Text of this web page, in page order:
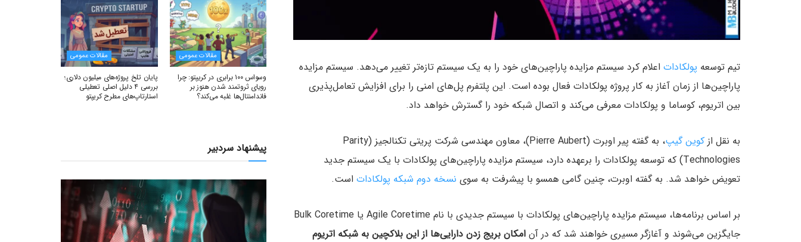
تیم توسعه پولکادات اعلام کرد سیستم مزایده پاراچین‌های خود را به یک سیستم تازه‌تر تغییر می‌دهد. سیستم مزایده
پاراچین‌ها از زمان آغاز به کار پروژه پولکادات فعال بوده است. این پلتفرم پل‌های امنی را برای افزایش تعامل‌پذیری
بین اتریوم، کوساما و پولکادات معرفی می‌کند و اتصال شبکه خود را گسترش خواهد داد.
به نقل از کوین گیپ
، به گفته پیر اوبرت (Pierre Aubert)، معاون مهندسی شرکت پریتی تکنالجیز (Parity
Technologies) که توسعه پولکادات را برعهده دارد، سیستم مزایده پاراچین‌های پولکادات با یک سیستم جدید
تعویض خواهد شد. به گفته اوبرت، چنین گامی همسو با پیشرفت به سوی نسخه دوم شبکه پولکادات است.
بر اساس برنامه‌ها، سیستم مزایده پاراچین‌های پولکادات با سیستم جدیدی با نام Agile Coretime یا Bulk Coretime
جایگزین می‌شوند و آغازگر مسیری خواهند شد که در آن امکان بریج زدن دارایی‌ها از این بلاکچین به شبکه اتریوم
مقالات عمومی
وسواس ۱۰۰ برابری در کریپتو: چرا
رویای ثروتمند شدن هنوز بر
فاندامنتال‌ها غلبه می‌کند؟
مقالات عمومی
پایان تلخ پروژه‌های میلیون دلاری؛
بررسی ۴ دلیل اصلی تعطیلی
استارتاپ‌های مطرح کریپتو
پیشنهاد سردبیر